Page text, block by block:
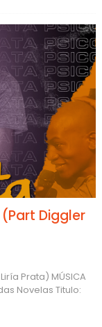
Diggler
Prata) MÚSICA
Novelas Titulo: